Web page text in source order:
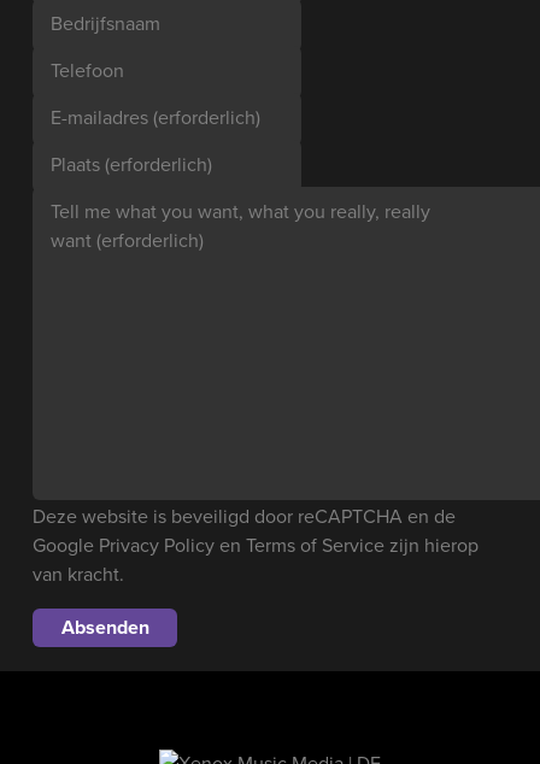
Bedrijfsnaam
Telefoon
E-mailadres (erforderlich)
Plaats (erforderlich)
Tell me what you want, what you really, really
want (erforderlich)
Deze website is beveiligd door reCAPTCHA en de
Google Privacy Policy en Terms of Service zijn hierop
van kracht.